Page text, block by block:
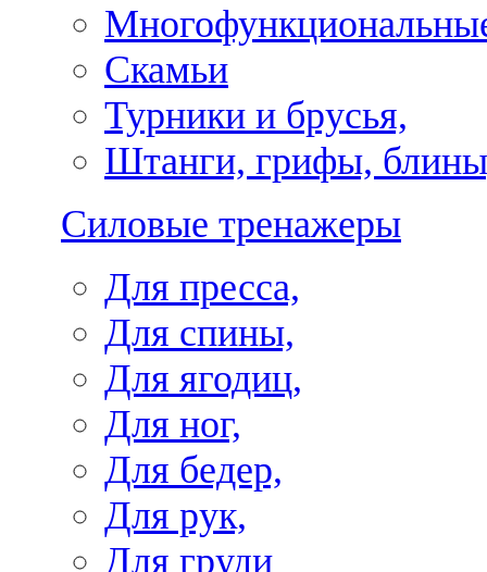
Скамьи
Турники и брусья,
Штанги, грифы,
Силовые тренажеры
Для пресса,
Для спины,
Для ягодиц,
Для ног,
Для бедер,
Для рук,
Для груди